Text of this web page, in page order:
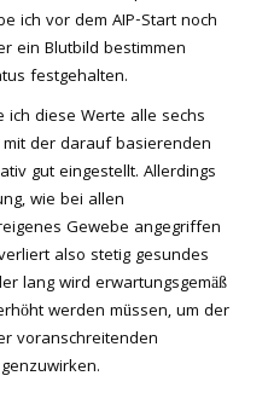
ich vor dem AIP-Start noch
ein Blutbild bestimmen
festgehalten.
ich diese Werte alle sechs
der darauf basierenden
gut eingestellt. Allerdings
wie bei allen
Gewebe angegriffen
also stetig gesundes
lang wird erwartungsgemäß
werden müssen, um der
voranschreitenden